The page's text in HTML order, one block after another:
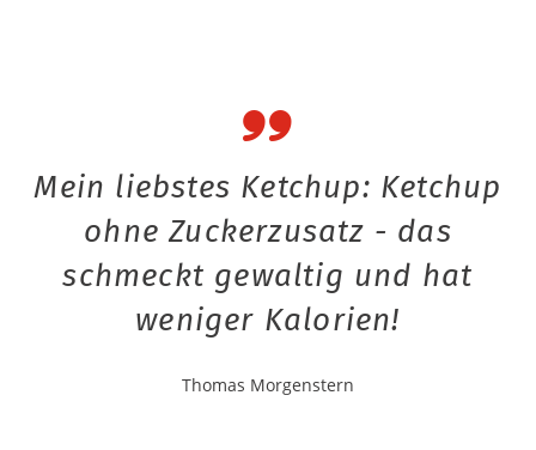
Mein liebstes Ketchup: Ketchup
ohne Zuckerzusatz - das
schmeckt gewaltig und hat
weniger Kalorien!
Thomas Morgenstern